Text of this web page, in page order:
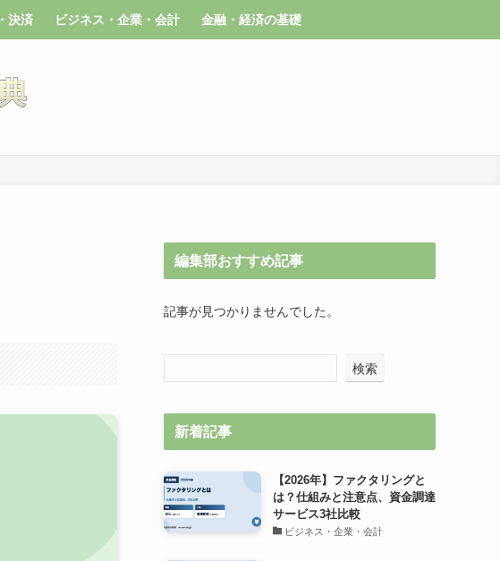
決済 ビジネス・企業・会計 金融・経済の基礎
編集部おすすめ記事
記事が見つかりませんでした。
検索
新着記事
【2026年】ファクタリングと
は？仕組みと注意点、資金調達
サービス3社比較
ビジネス・企業・会計